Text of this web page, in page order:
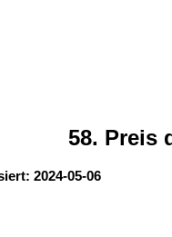
58. Preis
2024-05-06